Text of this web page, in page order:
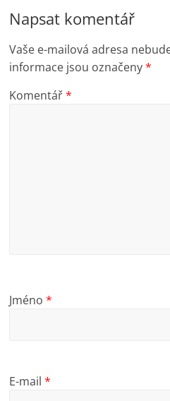
Napsat komentář
Vaše e-mailová adresa
informace jsou označeny*
Komentář*
Jméno*
E-mail*